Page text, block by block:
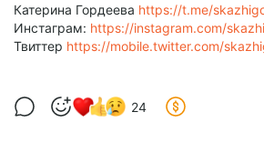
Катерина Гордеева https://t.me/
Инстаграм: https://instagram.com/
Твиттер https://mobile.twitter.com/
24